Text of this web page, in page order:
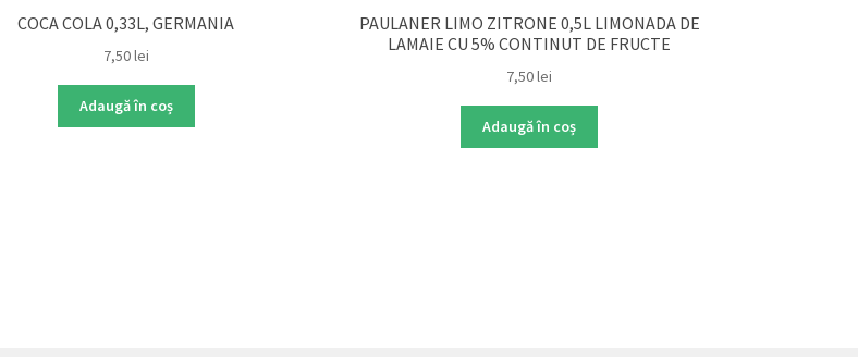
COCA COLA 0,33L, GERMANIA
7,50lei
Adaugă în coș
PAULANER LIMO ZITRONE 0,5L LIMONADA DE
LAMAIE CU 5% CONTINUT DE FRUCTE
7,50lei
Adaugă în coș